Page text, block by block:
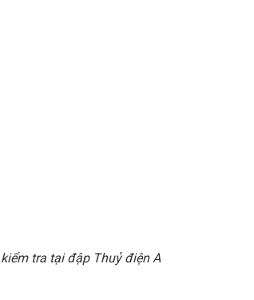
tra tại đập Thuỷ điện A